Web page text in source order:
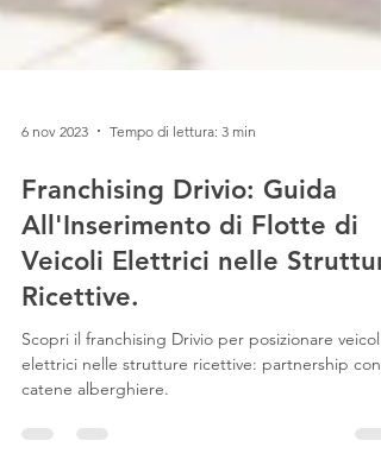
6 nov 2023 Tempo di lettura: 3 min
Franchising Drivio: Guida
All'Inserimento di Flotte di
Veicoli Elettrici nelle
Ricettive.
Scopri il franchising Drivio per posizionare veicoli
catene alberghiere.